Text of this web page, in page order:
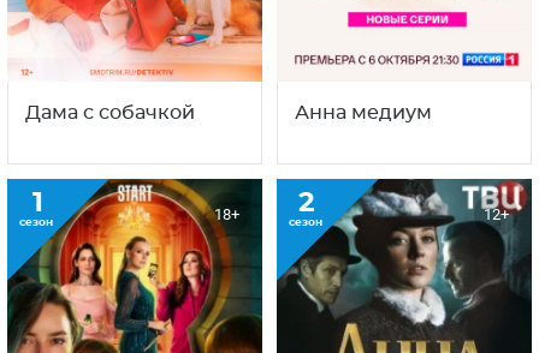
Дама с собачкой Анна медиум
1
сезон 18+ 2
сезон 12+